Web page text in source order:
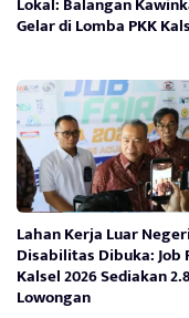
Gelar di Lomba PKK
Lahan Kerja Luar
Disabilitas Dibuka: Job
Kalsel 2026 Sediakan
Lowongan